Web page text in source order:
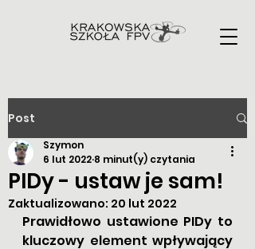
Post
PIDy - ustaw je sam!
Szymon
6 lut 2022 8 minut(y) czytania
Zaktualizowano: 20 lut 2022
Prawidłowo ustawione PIDy to
kluczowy element wpływający